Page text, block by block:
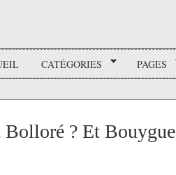
CATÉGORIES PAGES
? Et